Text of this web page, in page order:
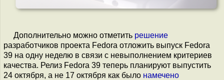
Дополнительно можно отметить решение
разработчиков проекта Fedora отложить выпуск Fedora
39 на одну неделю в связи с невыполнением критериев
качества. Релиз Fedora 39 теперь планируют выпустить
24 октября, а не 17 октября как было намечено